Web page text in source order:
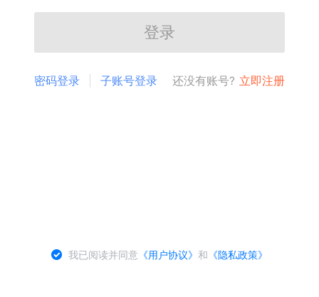
登录
密码登录 子账号登录 还没有账号? 立即注册
我已阅读并同意 《用户协议》和 《隐私政策》